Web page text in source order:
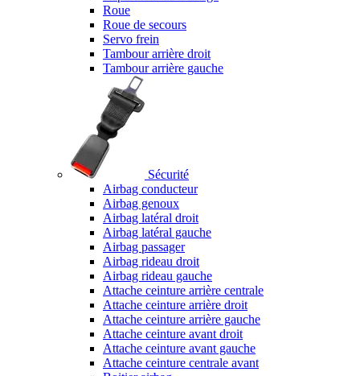
Roue
Roue de secours
Servo frein
Tambour arrière droit
Tambour arrière gauche
Sécurité
Airbag conducteur
Airbag genoux
Airbag latéral droit
Airbag latéral gauche
Airbag passager
Airbag rideau droit
Airbag rideau gauche
Attache ceinture arrière centrale
Attache ceinture arrière droit
Attache ceinture arrière gauche
Attache ceinture avant droit
Attache ceinture avant gauche
Attache ceinture centrale avant